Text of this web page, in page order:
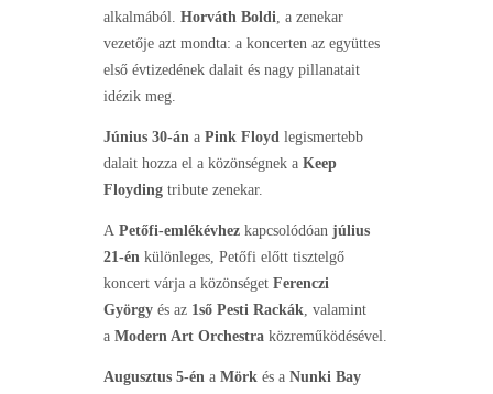
alkalmából. Horváth Boldi , a zenekar
vezetője azt mondta: a koncerten az együttes
első évtizedének dalait és nagy pillanatait
idézik meg.
Június 30-án a Pink Floyd legismertebb
dalait hozza el a közönségnek a Keep
Floyding tribute zenekar.
A Petőfi-emlékévhez kapcsolódóan július
21-én különleges, Petőfi előtt tisztelgő
koncert várja a közönséget Ferenczi
György és az 1ső Pesti Rackák , valamint
a Modern Art Orchestra közreműködésével.
Augusztus 5-én a Mörk és a Nunki Bay